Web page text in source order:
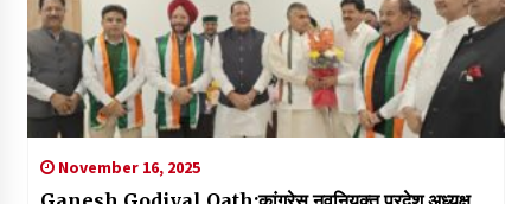
November 16, 2025